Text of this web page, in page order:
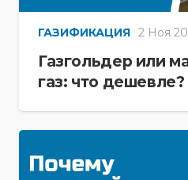
ГАЗИФИКАЦИЯ 2 Ноя
Газгольдер или
газ: что дешевле?